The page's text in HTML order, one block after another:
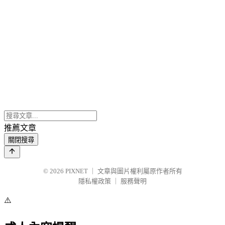
推薦文章
關閉搜尋
© 2026 PIXNET
文章與圖片權利屬原作者所有
隱私權政策
服務聲明
⚠️